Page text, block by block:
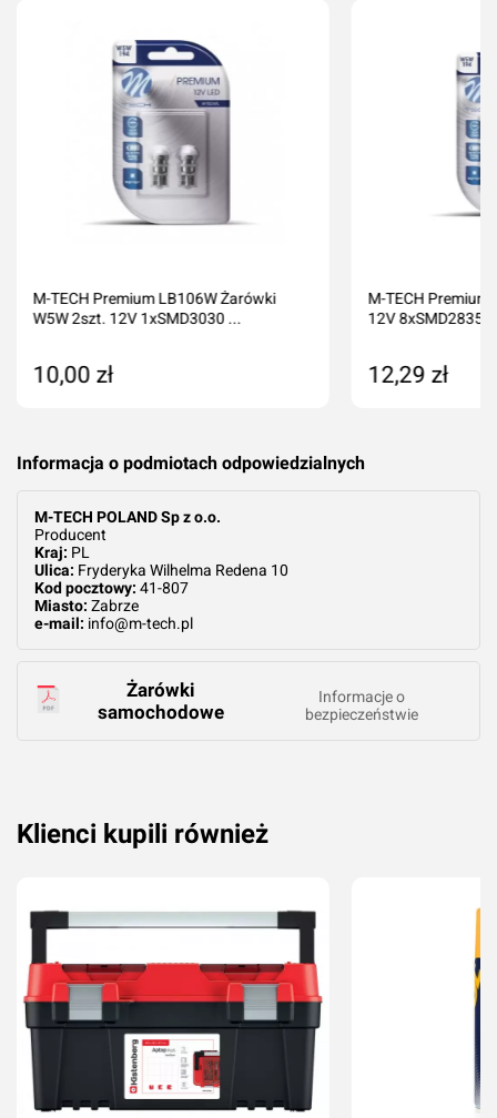
Komentarz*
M-TECH Premium LB106W Żarówki
W5W 2szt. 12V 1xSMD3030 ...
10,00 zł
M-TECH Premium
12V 8xSMD2835
12,29 zł
Informacja o podmiotach odpowiedzialnych
M-TECH POLAND Sp z o.o.
Producent
Kraj: PL
Ulica: Fryderyka Wilhelma Redena 10
Kod pocztowy: 41-807
Miasto: Zabrze
e-mail: info@m-tech.pl
Żarówki
samochodowe
Informacje o
bezpieczeństwie
Klienci kupili również